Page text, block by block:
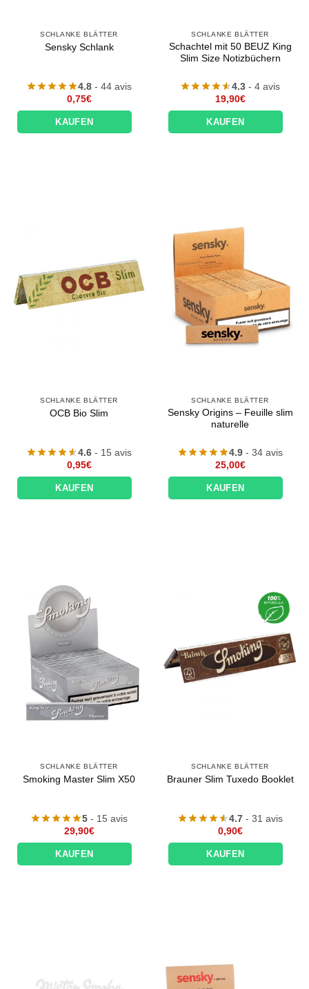
SCHLANKE BLÄTTER
Sensky Schlank
4.8 - 44 avis
0,75€
KAUFEN
SCHLANKE BLÄTTER
Schachtel mit 50 BEUZ King
Slim Size Notizbüchern
4.3 - 4 avis
19,90€
KAUFEN
SCHLANKE BLÄTTER
OCB Bio Slim
4.6 - 15 avis
0,95€
KAUFEN
SCHLANKE BLÄTTER
Sensky Origins – Feuille slim
naturelle
4.9 - 34 avis
25,00€
KAUFEN
SCHLANKE BLÄTTER
Smoking Master Slim X50
5 - 15 avis
29,90€
KAUFEN
SCHLANKE BLÄTTER
Brauner Slim Tuxedo Booklet
4.7 - 31 avis
0,90€
KAUFEN